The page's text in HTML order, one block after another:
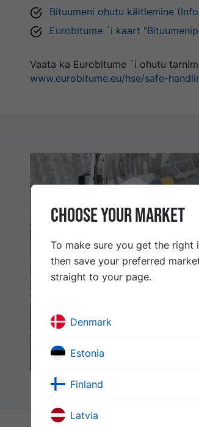
Bituumeni ohutu käitlemine
Eurobitume `i kaart
Vaata ka Eurobitume `i ohutu
www.eurobitume.eu/hse/safe-
CHOOSE YOUR MARKET
To make sure you get the right
then save your preferred
straight to your page.
Denmark
Estonia
Finland
Latvia